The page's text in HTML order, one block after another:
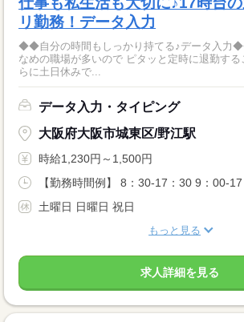
リ勤務！データ入力
◆◆自分の時間もしっかり持てる♪データ入力◆◆ 残業なし・残
なめの職場が多いので ピタッと定時に退勤す
らに土日休みで...
データ入力・タイピング
大阪府大阪市城東区/野江駅
時給1,230円～1,500円
【勤務時間例】 8：30-17：30 9：00-17
土曜日 日曜日 祝日
もっと見る
求人詳細を見る